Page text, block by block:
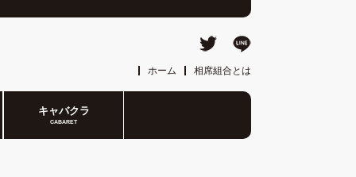
ホーム 相席組合とは
キャバクラ
CABARET